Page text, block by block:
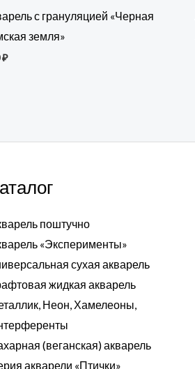
с грануляцией «Черная
земля»
₽
поштучно
«Эксперименты»
сухая акварель
жидкая акварель
Неон, Хамелеоны,
(веганская) акварель
акварели «Птички»